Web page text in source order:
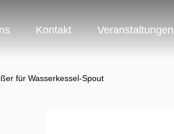
Kontakt Veranstaltungen
für Wasserkessel-Spout